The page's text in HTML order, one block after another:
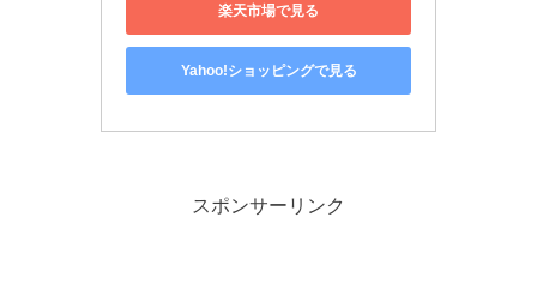
楽天市場で見る
Yahoo!ショッピングで見る
スポンサーリンク